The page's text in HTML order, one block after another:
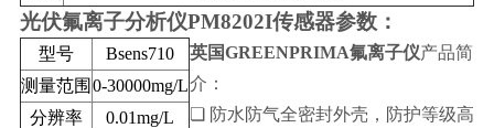
光伏氟离子分析仪PM8202I传感器参数：
型号
Bsens710
测量范围 0-30000mg/L
分辨率
0.01mg/L
英国GREENPRIMA氟离子仪产品简
介：
❏ 防水防气全密封外壳，防护等级高